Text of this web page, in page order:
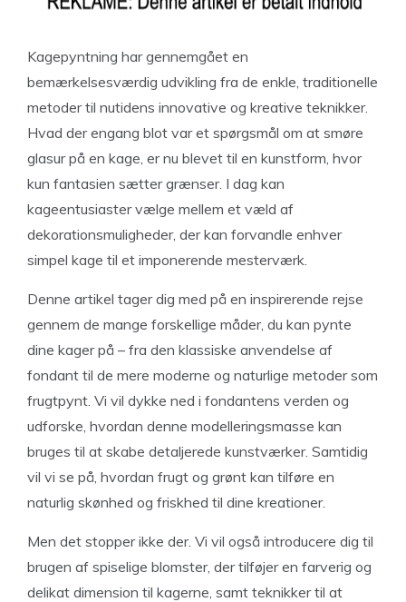
Kagepyntning har gennemgået en
bemærkelsesværdig udvikling fra de enkle, traditionelle
metoder til nutidens innovative og kreative teknikker.
Hvad der engang blot var et spørgsmål om at smøre
glasur på en kage, er nu blevet til en kunstform, hvor
kun fantasien sætter grænser. I dag kan
kageentusiaster vælge mellem et væld af
dekorationsmuligheder, der kan forvandle enhver
simpel kage til et imponerende mesterværk.
Denne artikel tager dig med på en inspirerende rejse
gennem de mange forskellige måder, du kan pynte
dine kager på – fra den klassiske anvendelse af
fondant til de mere moderne og naturlige metoder som
frugtpynt. Vi vil dykke ned i fondantens verden og
udforske, hvordan denne modelleringsmasse kan
bruges til at skabe detaljerede kunstværker. Samtidig
vil vi se på, hvordan frugt og grønt kan tilføre en
naturlig skønhed og friskhed til dine kreationer.
Men det stopper ikke der. Vi vil også introducere dig til
brugen af spiselige blomster, der tilføjer en farverig og
delikat dimension til kagerne, samt teknikker til at